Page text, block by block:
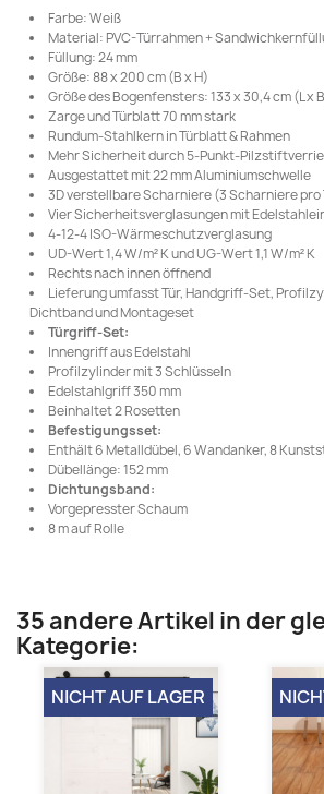
Farbe: Weiß
Material: PVC-Türrahmen +
Füllung: 24 mm
Größe: 88 x 200 cm (B x H)
Größe des Bogenfensters: 133 x 30,4 cm (L x
Zarge und Türblatt 70 mm stark
Rundum-Stahlkern in Türblatt & Rahmen
Mehr Sicherheit durch 5-Punkt-
Ausgestattet mit 22 mm Aluminiumschwelle
3D verstellbare Scharniere (3 Scharniere pro
Vier Sicherheitsverglasungen mit
4-12-4 ISO-Wärmeschutzverglasung
UD-Wert 1,4 W/m² K und UG-Wert 1,1 W/m² K
Rechts nach innen öffnend
Lieferung umfasst Tür, Handgriff-Set,
Dichtband und Montageset
Türgriff-Set:
Innengriff aus Edelstahl
Profilzylinder mit 3 Schlüsseln
Edelstahlgriff 350 mm
Beinhaltet 2 Rosetten
Befestigungsset:
Enthält 6 Metalldübel, 6 Wandanker, 8
Dübellänge: 152 mm
Dichtungsband:
Vorgepresster Schaum
8 m auf Rolle
35 andere Artikel in der
Kategorie:
NICHT AUF LAGER